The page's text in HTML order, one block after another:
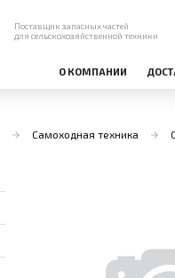
Поставщик запасных частей
для сельскохозяйственной техники
О КОМПАНИИ
Самоходная техника